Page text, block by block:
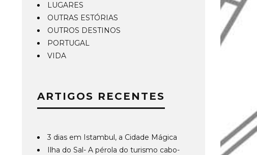
LUGARES
OUTRAS ESTÓRIAS
OUTROS DESTINOS
PORTUGAL
VIDA
ARTIGOS RECENTES
3 dias em Istambul, a Cidade Mágica
Ilha do Sal- A pérola do turismo cabo-